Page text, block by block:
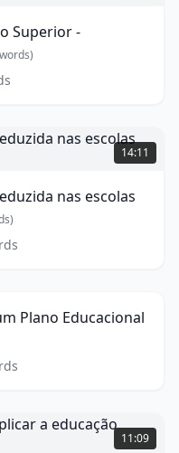
Superior -
words)
14:11
nas escolas
Plano Educacional
11:09